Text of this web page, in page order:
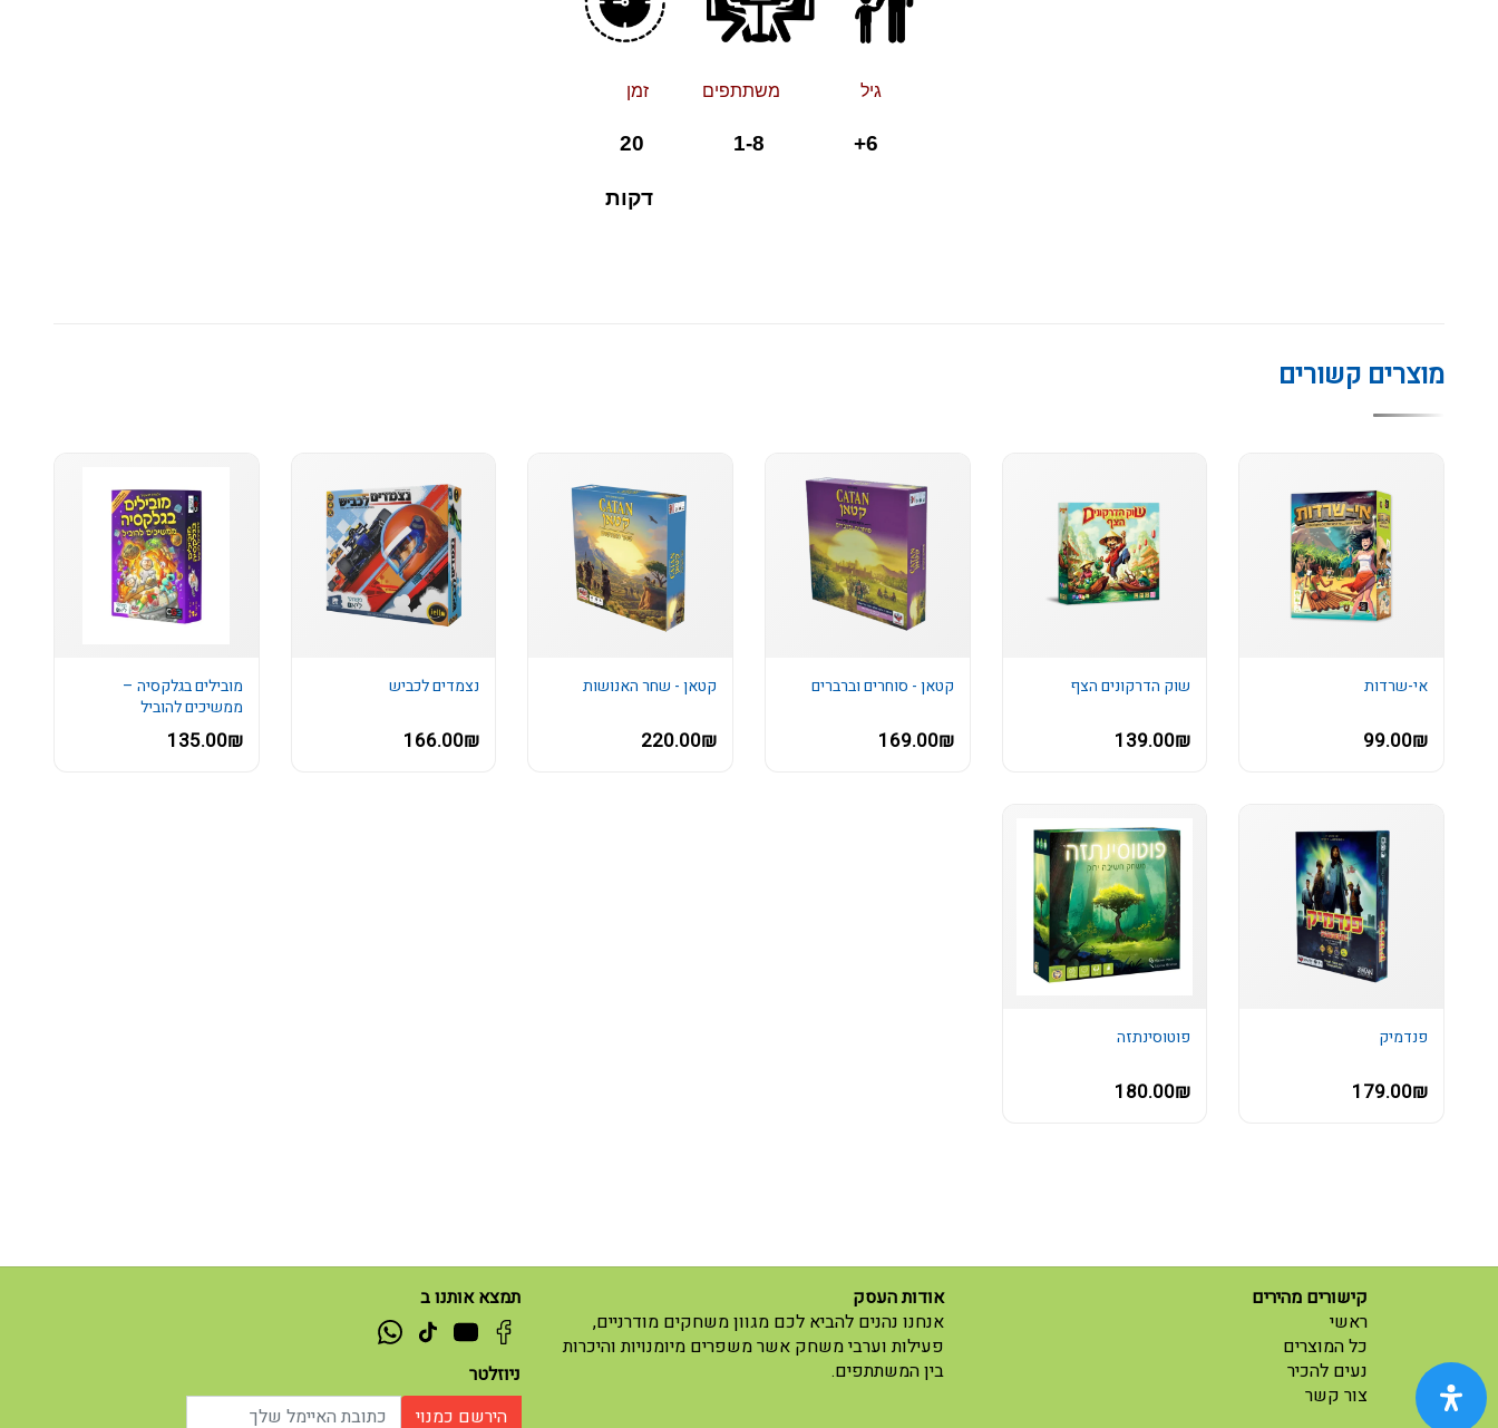
גיל משתתפים זמן
דקות
מוצרים קשורים
אי-שרדות
99.00₪
שוק הדרקונים הצף
139.00₪
קטאן - סוחרים וברברים
169.00₪
קטאן - שחר האנושות
220.00₪
נצמדים לכביש
166.00₪
מובילים בגלקסיה –
ממשיכים להוביל
135.00₪
פנדמיק
179.00₪
פוטוסינתזה
180.00₪
קישורים מהירים
ראשי
(current)
כל המוצרים
נעים להכיר
צור קשר
(current)
אודות העסק
אנחנו נהנים להביא לכם מגוון משחקים מודרניים,
פעילות וערבי משחק אשר משפרים מיומנויות והיכרות
בין המשתתפים.
תמצא אותנו ב
ניוזלטר
הירשם כמנוי